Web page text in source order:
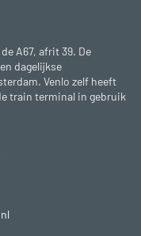
A67, afrit 39. De
dagelijkse
Venlo zelf heeft
train terminal in gebruik